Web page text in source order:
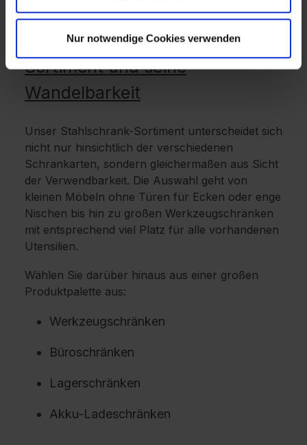
Nur notwendige Cookies verwenden
Stahlschrank kaufen: das C + P
Sortiment und seine
Wandelbarkeit
Unser Stahlschrank-Sortiment unterscheidet sich
nicht nur hinsichtlich der verschiedenen
Schrankarten, sondern gleichermaßen aus Sicht
der Verwendbarkeit. Die Auswahl geht von
kleinen Möbeln ohne Türen für Ecken oder enge
Nischen bis hin zu großen Werkzeugschränken
mit entsprechend viel Platz für alle vorhandenen
Utensilien.
Wählen Sie darüber hinaus aus einer großen
Produktpalette aus:
Werkzeugschränken
Büroschränken
Lagerschränken
Akku-Ladeschränken